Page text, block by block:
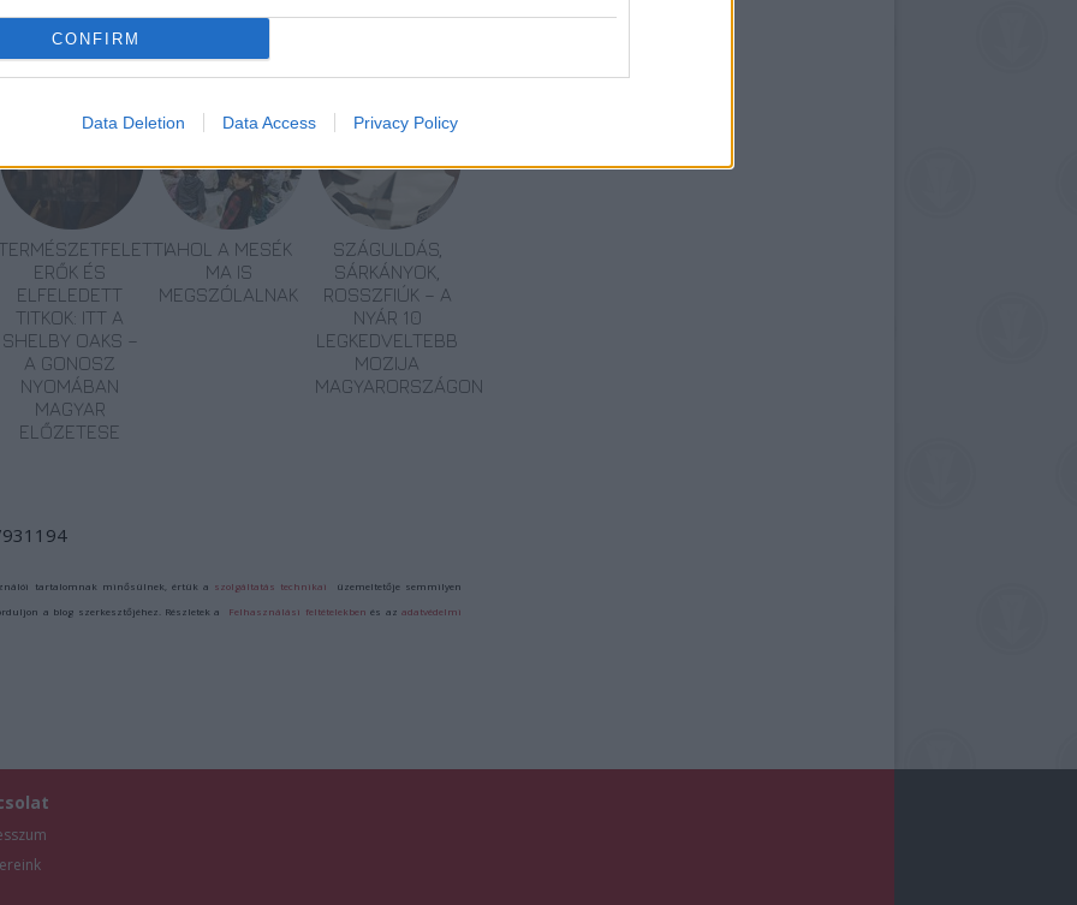
CONFIRM
Data Deletion Data Access Privacy Policy
TERMÉSZETFELETTI
ERŐK ÉS
ELFELEDETT
TITKOK: ITT A
SHELBY OAKS –
A GONOSZ
NYOMÁBAN
MAGYAR
ELŐZETESE
AHOL A MESÉK
MA IS
MEGSZÓLALNAK
SZÁGULDÁS,
SÁRKÁNYOK,
ROSSZFIÚK – A
NYÁR 10
LEGKEDVELTEBB
MOZIJA
MAGYARORSZÁGON
tartalomnak minősülnek, értük a szolgáltatás technikai üzemeltetője semmilyen
a blog szerkesztőjéhez. Részletek a Felhasználási feltételekben és azadatvédelmi